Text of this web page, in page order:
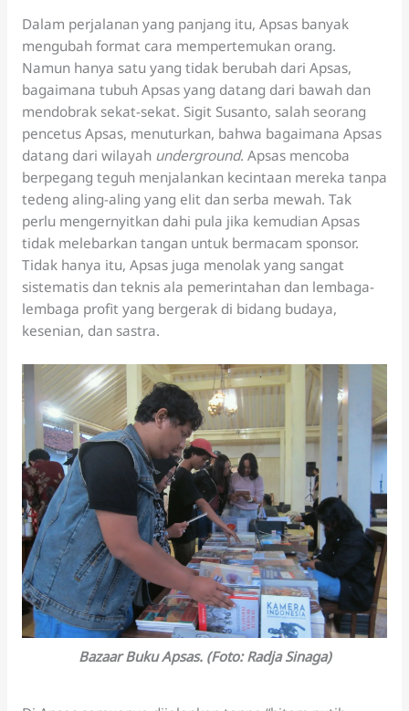
Dalam perjalanan yang panjang itu, Apsas banyak
mengubah format cara mempertemukan orang.
Namun hanya satu yang tidak berubah dari Apsas,
bagaimana tubuh Apsas yang datang dari bawah dan
mendobrak sekat-sekat. Sigit Susanto, salah seorang
pencetus Apsas, menuturkan, bahwa bagaimana Apsas
datang dari wilayah underground. Apsas mencoba
berpegang teguh menjalankan kecintaan mereka tanpa
tedeng aling-aling yang elit dan serba mewah. Tak
perlu mengernyitkan dahi pula jika kemudian Apsas
tidak melebarkan tangan untuk bermacam sponsor.
Tidak hanya itu, Apsas juga menolak yang sangat
sistematis dan teknis ala pemerintahan dan lembaga-
lembaga profit yang bergerak di bidang budaya,
kesenian, dan sastra.
Bazaar Buku Apsas. (Foto: Radja Sinaga)